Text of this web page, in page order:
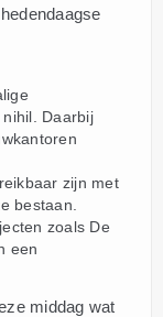
Daarbij
zijn met
bestaan.
zoals De
een
middag wat